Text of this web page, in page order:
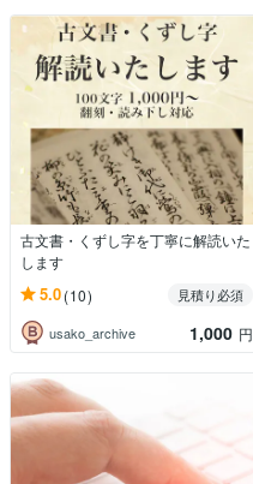
古文書・くずし字を丁寧に解読いた
します
5.0(10)
見積り必須
usako_archive
1,000 円